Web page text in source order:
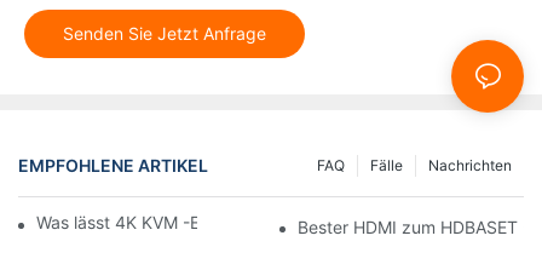
Senden Sie Jetzt Anfrage
EMPFOHLENE ARTIKEL Nachrichten
Fälle
FAQ
Was lässt 4K KVM -Erweiterungen auffallenBester HDMI zum HDBASET -